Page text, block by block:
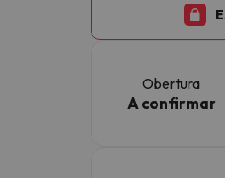
Obertura
A confirmar